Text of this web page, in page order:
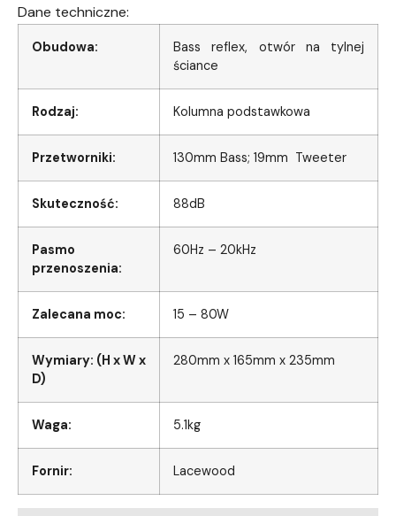
Dane techniczne:
Obudowa:
Bass reflex, otwór na tylnej
ściance
Rodzaj: Kolumna podstawkowa
Przetworniki: 130mm Bass; 19mm Tweeter
Skuteczność: 88dB
Pasmo
przenoszenia:
60Hz – 20kHz
Zalecana moc: 15 – 80W
Wymiary: (H x W x
D)
280mm x 165mm x 235mm
Waga: 5.1kg
Fornir: Lacewood